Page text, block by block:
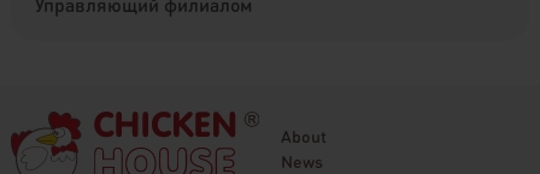
About
News